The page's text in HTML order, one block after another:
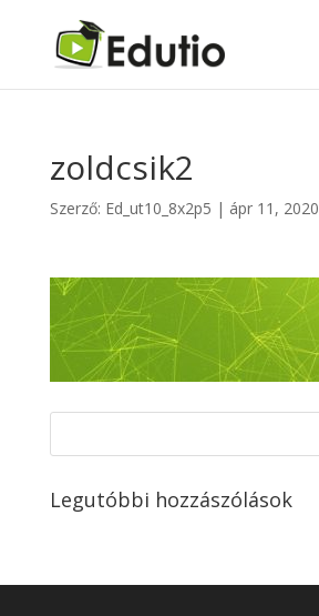
zoldcsik2
Szerző: Ed_ut10_8x2p5 | ápr 11, 2020
Legutóbbi hozzászólások